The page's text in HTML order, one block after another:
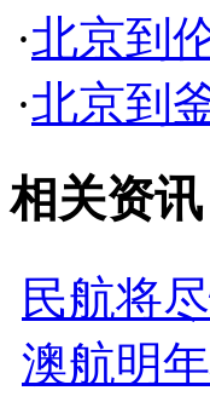
·北京到
·北京到
相关资讯
民航将
澳航明